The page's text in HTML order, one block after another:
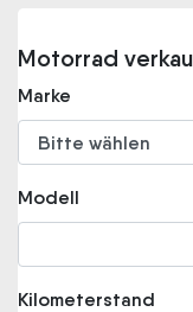
Motorrad
Marke
Modell
Kilometerstand